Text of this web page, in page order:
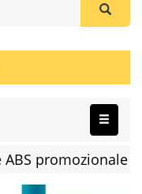
promozionale